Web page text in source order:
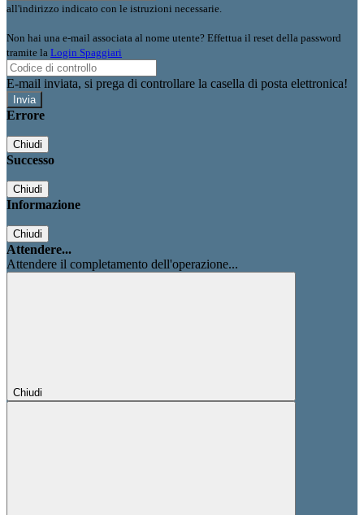
all'indirizzo indicato con le istruzioni necessarie.
Non hai una e-mail associata al nome utente? Effettua il reset della password
tramite la Login Spaggiari
E-mail inviata, si prega di controllare la casella di posta elettronica!
Errore
Chiudi
Successo
Chiudi
Informazione
Chiudi
Attendere...
Attendere il completamento dell'operazione...
Chiudi